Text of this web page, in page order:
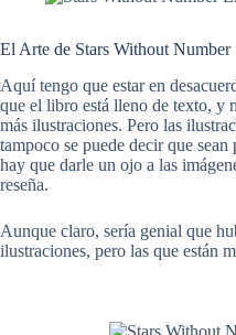
El Arte de Stars Without Number
Aquí tengo que estar en
que el libro está lleno de texto, y
más ilustraciones. Pero las
tampoco se puede decir que
hay que darle un ojo a las
reseña.
Aunque claro, sería genial que
ilustraciones, pero las que están